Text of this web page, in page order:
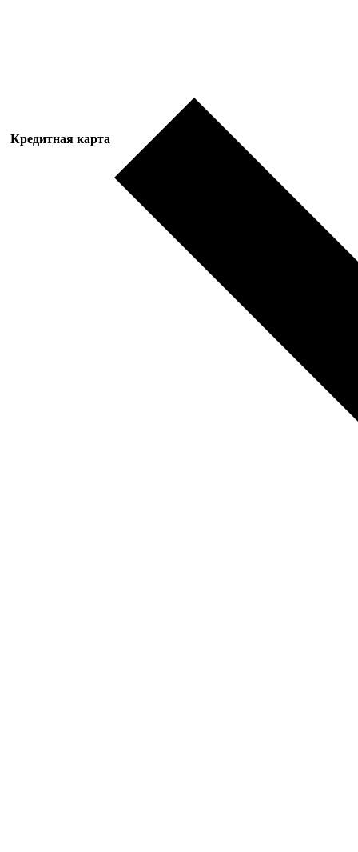
Кредитная карта